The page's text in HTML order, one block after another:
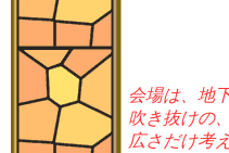
会場は、地
吹き抜けの
広さだけ考